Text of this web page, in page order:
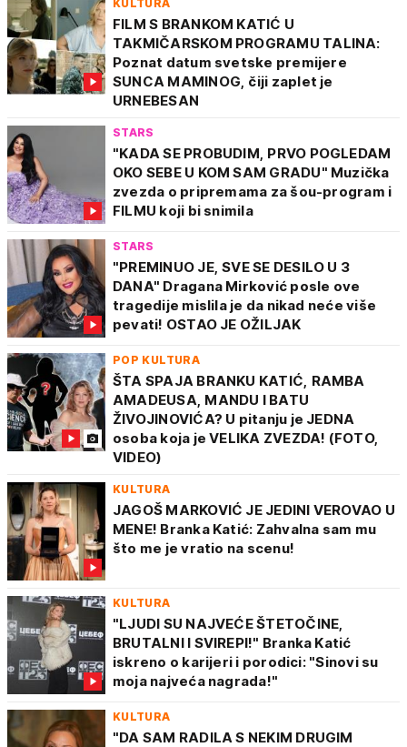
KULTURA
FILM S BRANKOM KATIĆ U
TAKMIČARSKOM PROGRAMU TALINA:
Poznat datum svetske premijere
SUNCA MAMINOG, čiji zaplet je
URNEBESAN
STARS
"KADA SE PROBUDIM, PRVO POGLEDAM
OKO SEBE U KOM SAM GRADU" Muzička
zvezda o pripremama za šou-program i
FILMU koji bi snimila
STARS
"PREMINUO JE, SVE SE DESILO U 3
DANA" Dragana Mirković posle ove
tragedije mislila je da nikad neće više
pevati! OSTAO JE OŽILJAK
POP KULTURA
ŠTA SPAJA BRANKU KATIĆ, RAMBA
AMADEUSA, MANDU I BATU
ŽIVOJINOVIĆA? U pitanju je JEDNA
osoba koja je VELIKA ZVEZDA! (FOTO,
VIDEO)
KULTURA
JAGOŠ MARKOVIĆ JE JEDINI VEROVAO U
MENE! Branka Katić: Zahvalna sam mu
što me je vratio na scenu!
KULTURA
"LJUDI SU NAJVEĆE ŠTETOČINE,
BRUTALNI I SVIREPI!" Branka Katić
iskreno o karijeri i porodici: "Sinovi su
moja najveća nagrada!"
KULTURA
"DA SAM RADILA S NEKIM DRUGIM